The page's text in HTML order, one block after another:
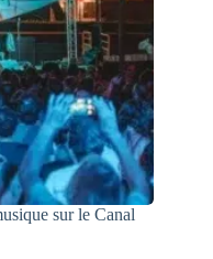
sur le Canal